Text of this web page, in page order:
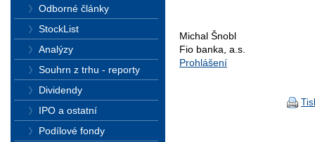
Michal Šnobl
Fio banka, a.s.
Prohlášení
Odborné články
StockList
Analýzy
Souhrn z trhu - reporty
Dividendy
IPO a ostatní
Podílové fondy